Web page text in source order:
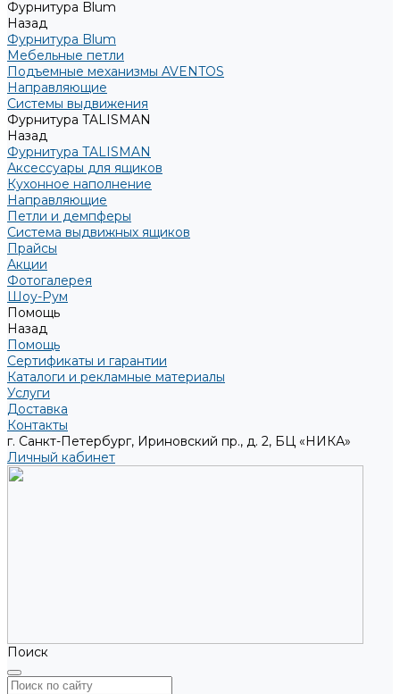
Фурнитура Blum
Назад
Фурнитура Blum
Мебельные петли
Подъемные механизмы AVENTOS
Направляющие
Системы выдвижения
Фурнитура TALISMAN
Назад
Фурнитура TALISMAN
Аксессуары для ящиков
Кухонное наполнение
Направляющие
Петли и демпферы
Система выдвижных ящиков
Прайсы
Акции
Фотогалерея
Шоу-Рум
Помощь
Назад
Помощь
Сертификаты и гарантии
Каталоги и рекламные материалы
Услуги
Доставка
Контакты
г. Санкт-Петербург, Ириновский пр., д. 2, БЦ «НИКА»
Личный кабинет
Поиск